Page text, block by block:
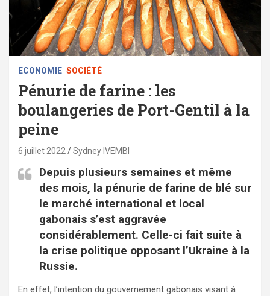
ECONOMIE SOCIÉTÉ
Pénurie de farine : les
boulangeries de Port-Gentil à la
peine
6 juillet 2022 Sydney IVEMBI
Depuis plusieurs semaines et même
des mois, la pénurie de farine de blé sur
le marché international et local
gabonais s’est aggravée
considérablement. Celle-ci fait suite à
la crise politique opposant l’Ukraine à la
Russie.
En effet, l’intention du gouvernement gabonais visant à